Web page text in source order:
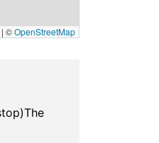
| ©OpenStreetMap